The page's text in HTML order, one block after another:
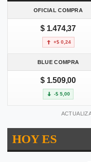
OFICIAL COMPRA
$ 1.474,37
+$ 0,24
BLUE COMPRA
$ 1.509,00
-$ 5,00
HOY ES